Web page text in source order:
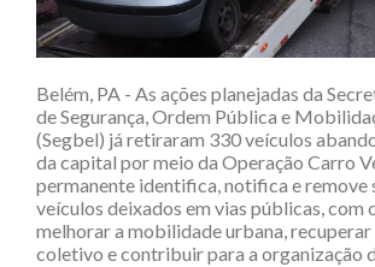
Belém, PA - As ações planejadas da
de Segurança, Ordem Pública e
(Segbel) já retiraram 330 veículos
da capital por meio da Operação Carro
permanente identifica, notifica e remove
veículos deixados em vias públicas, com
melhorar a mobilidade urbana, recuperar
coletivo e contribuir para a organização